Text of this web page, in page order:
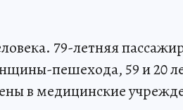
79-летняя
пешехода, 59 и 20
в медицинские